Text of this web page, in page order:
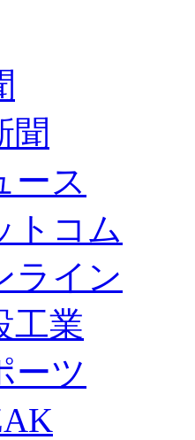
聞
ース
トコム
ライン
工業
ーツ